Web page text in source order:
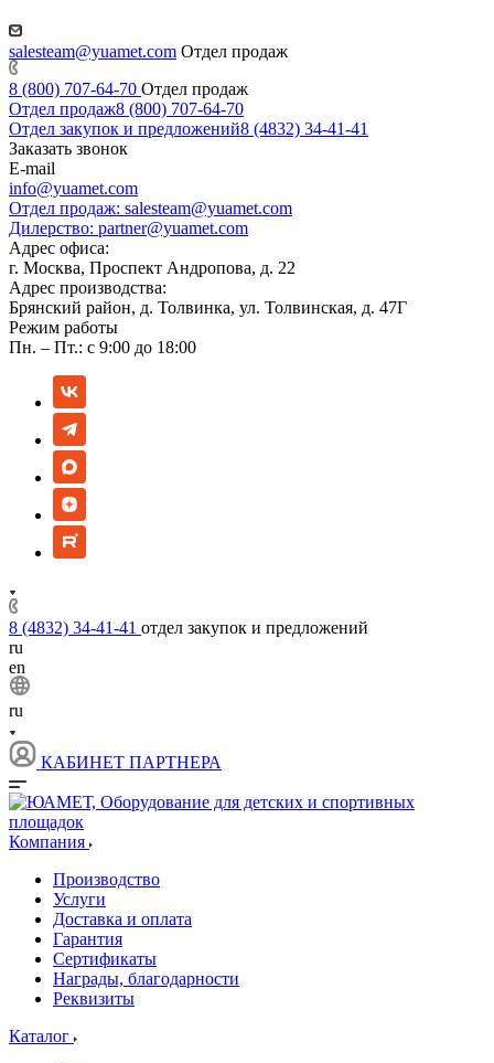
salesteam@yuamet.com Отдел продаж
8 (800) 707-64-70 Отдел продаж
Отдел продаж8 (800) 707-64-70
Отдел закупок и предложений8 (4832) 34-41-41
Заказать звонок
E-mail
info@yuamet.com
Отдел продаж: salesteam@yuamet.com
Дилерство: partner@yuamet.com
Адрес офиса:
г. Москва, Проспект Андропова, д. 22
Адрес производства:
Брянский район, д. Толвинка, ул. Толвинская, д. 47Г
Режим работы
Пн. – Пт.: с 9:00 до 18:00
8 (4832) 34-41-41 отдел закупок и предложений
ru
en
ru
КАБИНЕТ ПАРТНЕРА
Компания
Производство
Услуги
Доставка и оплата
Гарантия
Сертификаты
Награды, благодарности
Реквизиты
Каталог